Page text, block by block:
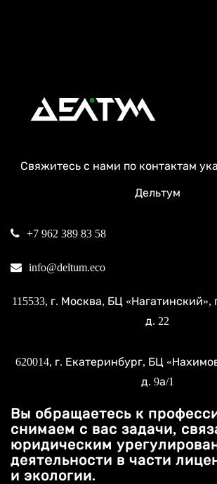
Свяжитесь с нами по контактам
Дельтум
+7 962 389 83 58
info@deltum.eco
115533, г. Москва, БЦ «Нагатинский»,
д. 22
620014, г. Екатеринбург, БЦ
д. 9а/1
Вы обращаетесь к
снимаем с вас задачи,
юридическим
деятельности в части
и экологии.